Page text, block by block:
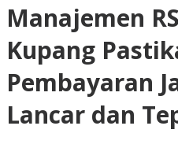
Jasa
Nakes
Lancar
dan
Tepat
Waktu
Manajemen
Kupang
Pembayaran
Lancar dan